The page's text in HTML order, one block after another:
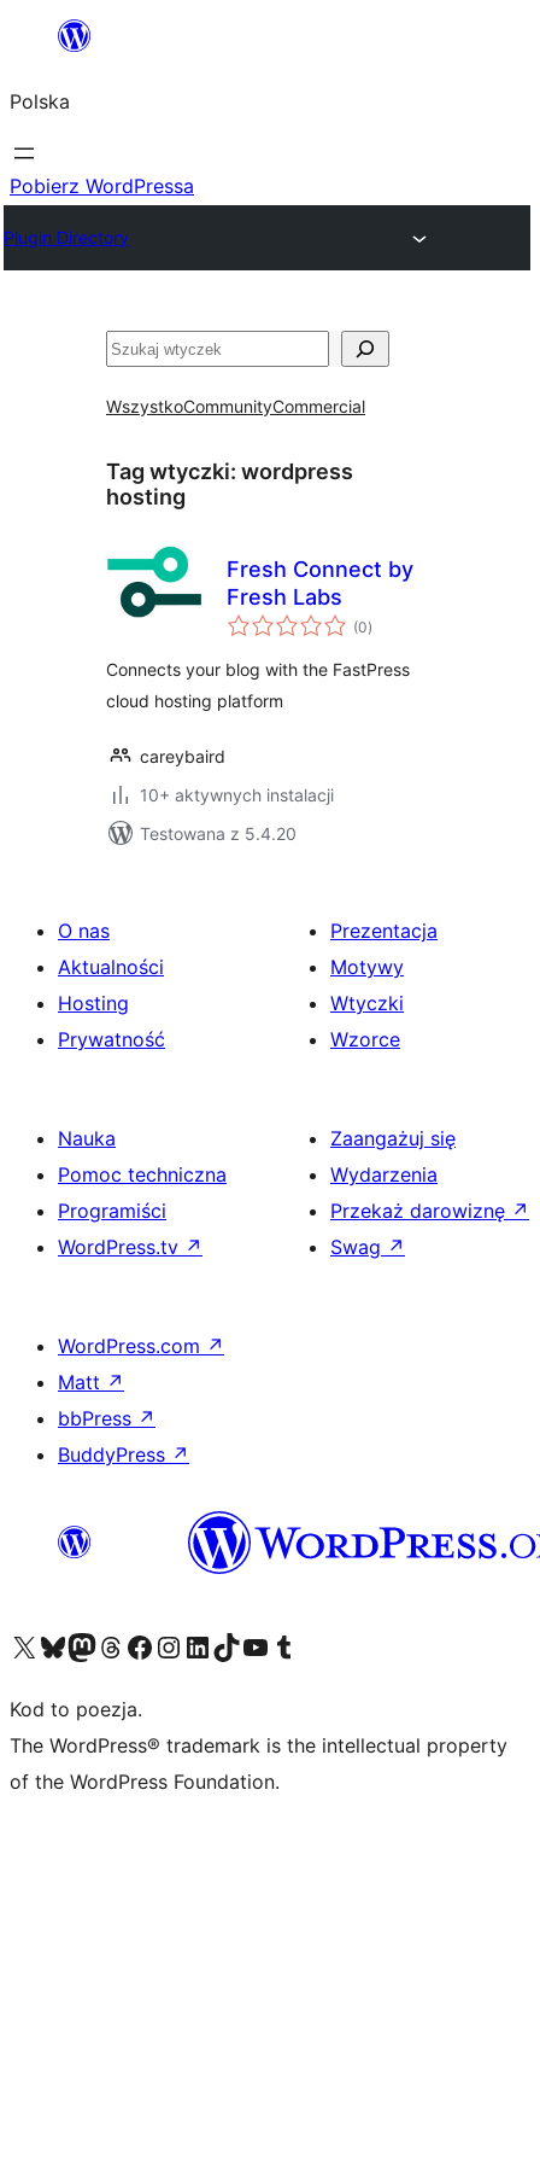
Przejdź
treści
Polska
Pobierz WordPressa
Plugin Directory
Szukaj
WszystkoCommunityCommercial
Tag wtyczki: wordpress
hosting
Fresh Connect by
Fresh Labs
(0wszystkich
ocen
)
Connects your blog with the FastPress
cloud hosting platform
careybaird
10+ aktywnych instalacji
Testowana z 5.4.20
O nas
Aktualności
Hosting
Prywatność
Prezentacja
Motywy
Wtyczki
Wzorce
Nauka
Pomoc techniczna
Programiści
WordPress.tv ↗
Zaangażuj się
Wydarzenia
Przekaż darowiznę ↗
Swag ↗
WordPress.com ↗
Matt ↗
bbPress ↗
BuddyPress ↗
Odwiedź nasze konto X (dawniej Twitter)
Odwiedź nasze konto Bluesky
Odwiedź nasze konto na Mastodoncie
Odwiedź naszego Threadsa
Odwiedź naszego Facebooka
Odwiedź nasze konto na Instagramie
Odwiedź nasze konto na LinkedIn
Odwiedź naszego TikToka
Odwiedź nasz kanał YouTube
Odwiedź naszego Tumblra
Kod to poezja.
The WordPress® trademark is the intellectual property
of the WordPress Foundation.